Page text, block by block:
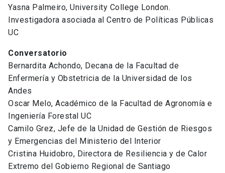
Yasna Palmeiro, University College London.
Investigadora asociada al Centro de Políticas Públicas
UC
Conversatorio
Bernardita Achondo, Decana de la Facultad de
Enfermería y Obstetricia de la Universidad de los
Andes
Oscar Melo, Académico de la Facultad de Agronomía e
Ingeniería Forestal UC
Camilo Grez, Jefe de la Unidad de Gestión de Riesgos
y Emergencias del Ministerio del Interior
Cristina Huidobro, Directora de Resiliencia y de Calor
Extremo del Gobierno Regional de Santiago